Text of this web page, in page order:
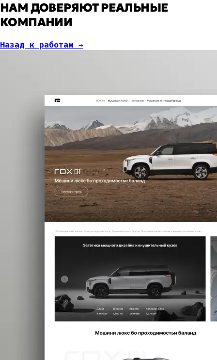
НАМ ДОВЕРЯЮТ РЕАЛЬНЫЕ
КОМПАНИИ
Назад к работам →